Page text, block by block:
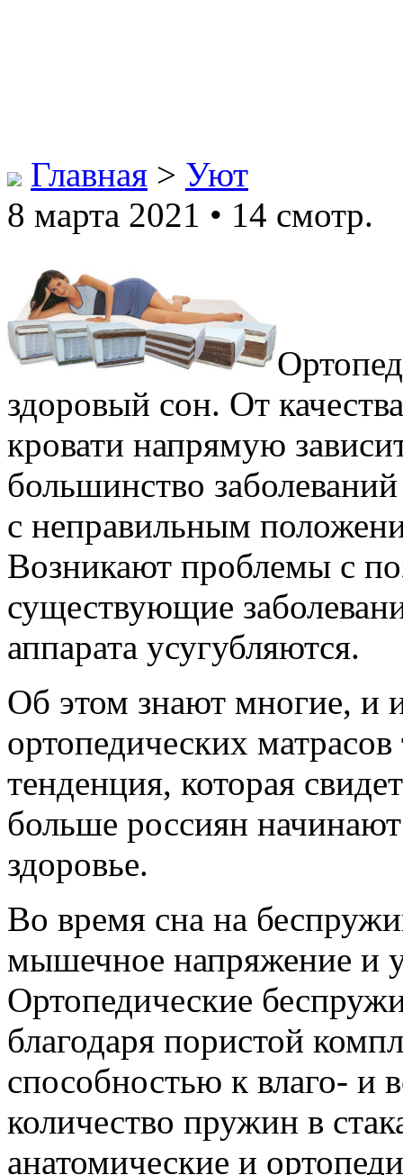
Главная > Уют
8 марта 2021 • 14 смотр.
здоровый сон. От
кровати напрямую
большинство
с неправильным
Возникают проблемы с
существующие
аппарата усугубляются.
Об этом знают многие, и
ортопедических
тенденция, которая
больше россиян
здоровье.
Во время сна на
мышечное напряжение и
Ортопедические
благодаря пористой
способностью к влаго- и
количество пружин в
анатомические и